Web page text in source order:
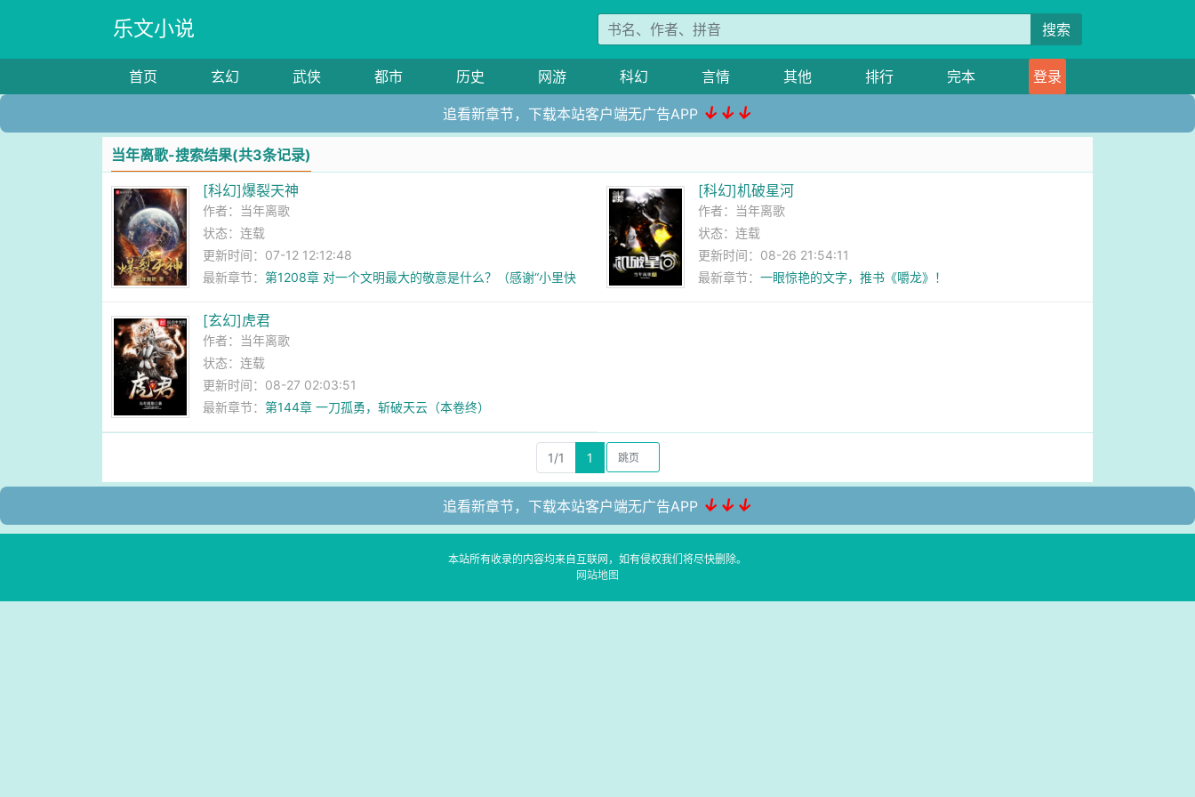
乐文小说 搜索
首页 玄幻 武侠 都市 历史 网游 科幻 言情 其他 排行 完本 登录
追看新章节，下载本站客户端无广告APP ↓↓↓
当年离歌-搜索结果(共3条记录)
[科幻]爆裂天神
作者： 当年离歌
状态：连载
更新时间：07-12 12:12:48
最新章节：第1208章 对一个文明最大的敬意是什么？（感谢“小里快
[科幻]机破星河
作者：
当年离歌
状态：连载
更新时间：08-26 21:54:11
最新章节： 一眼惊艳的文字，推书《嚼龙》！
[玄幻]虎君
作者： 当年离歌
状态：连载
更新时间：08-27 02:03:51
最新章节：第144章 一刀孤勇，斩破天云（本卷终）
1/1 1
追看新章节，下载本站客户端无广告APP ↓↓↓
本站所有收录的内容均来自互联网，如有侵权我们将尽快删除。
网站地图